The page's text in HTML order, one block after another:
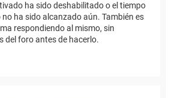
ha sido deshabilitado o el tiempo
ha sido alcanzado aún. También es
respondiendo al mismo, sin
del foro antes de hacerlo.